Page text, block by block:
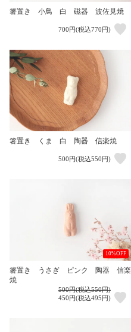
箸置き 小鳥 白 磁器 波佐見焼
700円(税込770円)
箸置き くま 白 陶器 信楽焼
500円(税込550円)
10%OFF
箸置き うさぎ ピンク 陶器 信楽
焼
500円(税込550円)
450円(税込495円)